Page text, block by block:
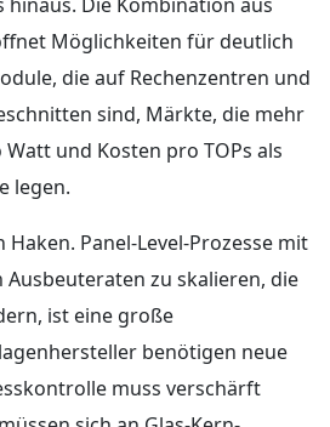
Möglichkeiten für deutlich
die auf Rechenzentren und
sind, Märkte, die mehr
und Kosten pro TOPs als
legen.
Panel-Level-Prozesse mit
zu skalieren, die
ist eine große
benötigen neue
muss verschärft